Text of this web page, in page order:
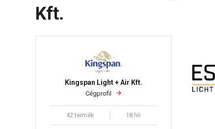
Kft.
Kingspan Light + Air Kft.
Cégprofil
42 termék 18 hír